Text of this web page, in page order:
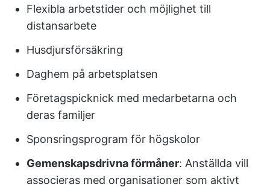
Flexibla arbetstider och möjlighet till
distansarbete
Husdjursförsäkring
Daghem på arbetsplatsen
Företagspicknick med medarbetarna och
deras familjer
Sponsringsprogram för högskolor
Gemenskapsdrivna förmåner: Anställda vill
associeras med organisationer som aktivt